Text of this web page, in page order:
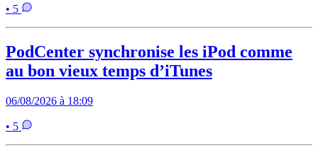
• 5
PodCenter synchronise les iPod comme
au bon vieux temps d’iTunes
06/08/2026 à 18:09
• 5